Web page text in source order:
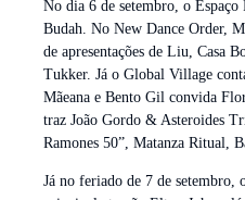
No dia 6 de setembro, o Espaço
Budah. No New Dance Order,
de apresentações de Liu, Casa
Tukker. Já o Global Village
Mãeana e Bento Gil convida
traz João Gordo & Asteroides
Ramones 50”, Matanza Ritual,
Já no feriado de 7 de setembro,